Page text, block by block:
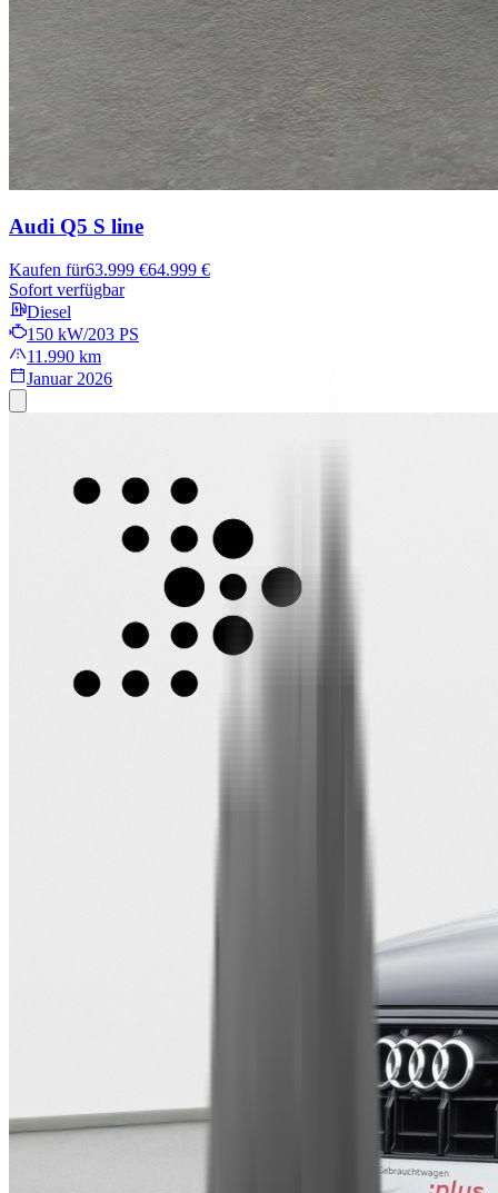
Audi Q5 S line
Kaufen für63.999 €64.999 €
Sofort verfügbar
Diesel
150 kW/203 PS
11.990 km
Januar 2026